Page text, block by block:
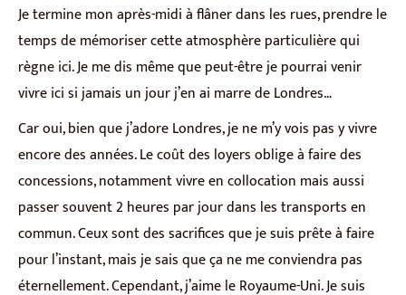
Je termine mon après-midi à flâner dans les rues, prendre le
temps de mémoriser cette atmosphère particulière qui
règne ici. Je me dis même que peut-être je pourrai venir
vivre ici si jamais un jour j’en ai marre de Londres…
Car oui, bien que j’adore Londres, je ne m’y vois pas y vivre
encore des années. Le coût des loyers oblige à faire des
concessions, notamment vivre en collocation mais aussi
passer souvent 2 heures par jour dans les transports en
commun. Ceux sont des sacrifices que je suis prête à faire
pour l’instant, mais je sais que ça ne me conviendra pas
éternellement. Cependant, j’aime le Royaume-Uni. Je suis